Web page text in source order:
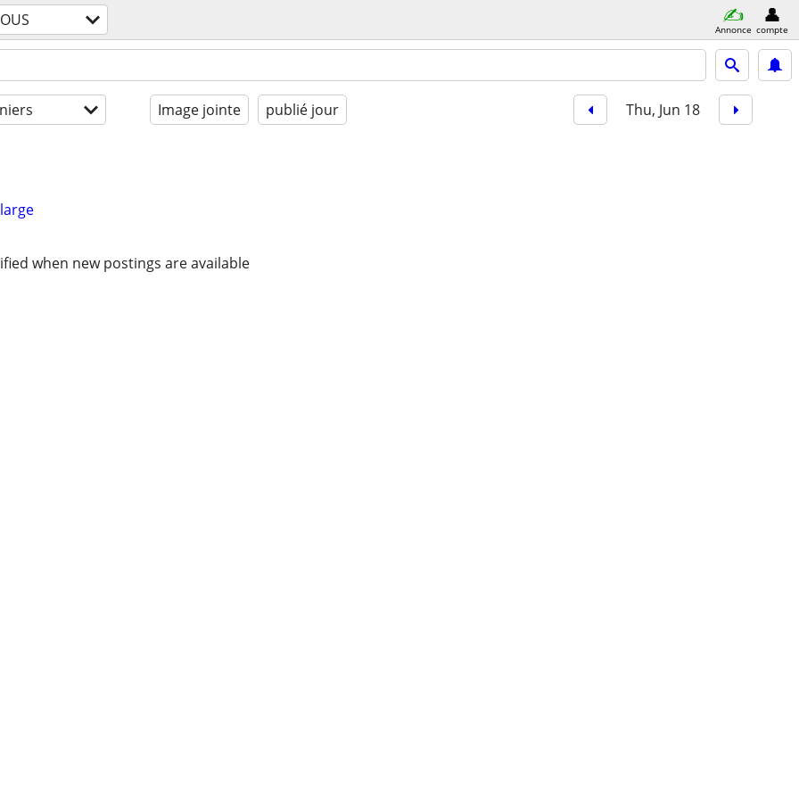
Annonce compte
Image jointe publié jour Thu, Jun 18
when new postings are available